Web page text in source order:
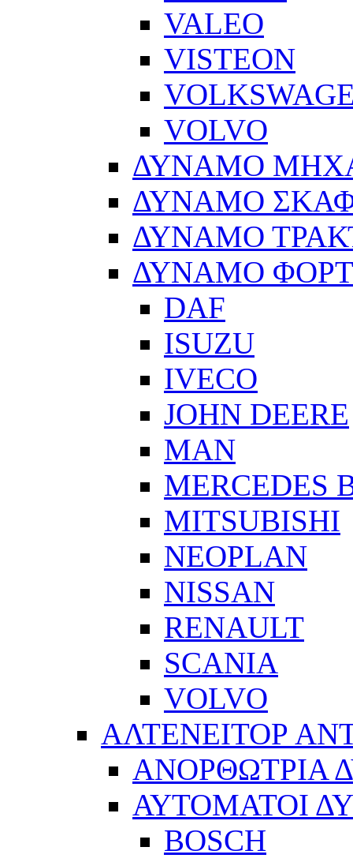
VALEO
VISTEON
VOLVO
ΔΥΝΑΜΟ
ΔΥΝΑΜΟ
ΔΥΝΑΜΟ
ΔΥΝΑΜΟ
DAF
ISUZU
IVECO
JOHN DEERE
MAN
MERCEDES
MITSUBISHI
NEOPLAN
NISSAN
RENAULT
SCANIA
VOLVO
ΑΛΤΕΝΕΙΤΟΡ
ΑΝΟΡΘΩΤΡΙΑ
ΑΥΤΟΜΑΤΟΙ
BOSCH